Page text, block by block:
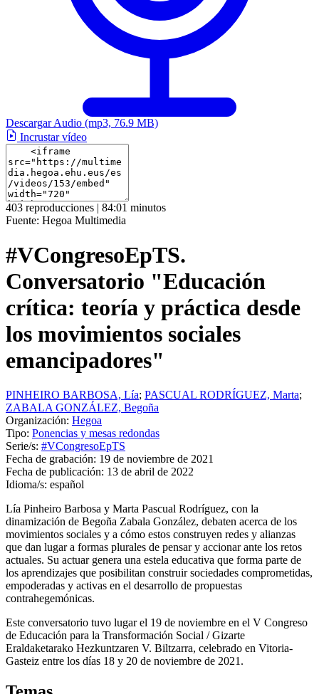
Descargar Audio (mp3, 76.9 MB)
Incrustar vídeo
403 reproducciones | 84:01 minutos
Fuente: Hegoa Multimedia
#VCongresoEpTS.
Conversatorio "Educación
crítica: teoría y práctica desde
los movimientos sociales
emancipadores"
PINHEIRO BARBOSA, Lía; PASCUAL RODRÍGUEZ, Marta;
ZABALA GONZÁLEZ, Begoña
Organización: Hegoa
Tipo: Ponencias y mesas redondas
Serie/s: #VCongresoEpTS
Fecha de grabación: 19 de noviembre de 2021
Fecha de publicación: 13 de abril de 2022
Idioma/s: español
Lía Pinheiro Barbosa y Marta Pascual Rodríguez, con la
dinamización de Begoña Zabala González, debaten acerca de los
movimientos sociales y a cómo estos construyen redes y alianzas
que dan lugar a formas plurales de pensar y accionar ante los retos
actuales. Su actuar genera una estela educativa que forma parte de
los aprendizajes que posibilitan construir sociedades comprometidas,
empoderadas y activas en el desarrollo de propuestas
contrahegemónicas.
Este conversatorio tuvo lugar el 19 de noviembre en el V Congreso
de Educación para la Transformación Social / Gizarte
Eraldaketarako Hezkuntzaren V. Biltzarra, celebrado en Vitoria-
Gasteiz entre los días 18 y 20 de noviembre de 2021.